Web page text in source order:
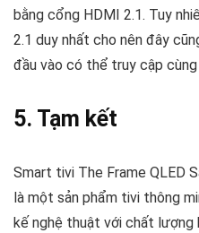
bằng cổng HDMI 2.1. Tuy
2.1 duy nhất cho nên đây
đầu vào có thể truy cập cùng
5. Tạm kết
Smart tivi The Frame QLED
là một sản phẩm tivi thông
kế nghệ thuật với chất lượng